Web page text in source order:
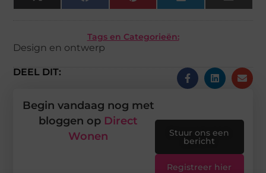
(Twitter)
Tags en Categorieën:
Design en ontwerp
DEEL DIT:
Begin vandaag nog met
bloggen op Direct
Wonen
Stuur ons een
bericht
Registreer hier